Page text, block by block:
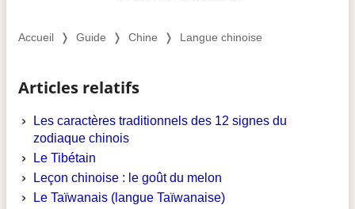
Accueil ❭ Guide ❭ Chine ❭ Langue chinoise
Articles relatifs
Les caractères traditionnels des 12 signes du
zodiaque chinois
Le Tibétain
Leçon chinoise : le goût du melon
Le Taïwanais (langue Taïwanaise)